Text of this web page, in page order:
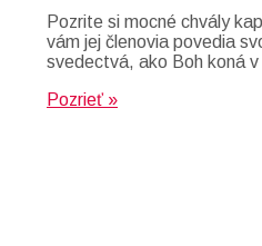
Pozrite si mocné chvály
vám jej členovia povedia
svedectvá, ako Boh koná v
Pozrieť »